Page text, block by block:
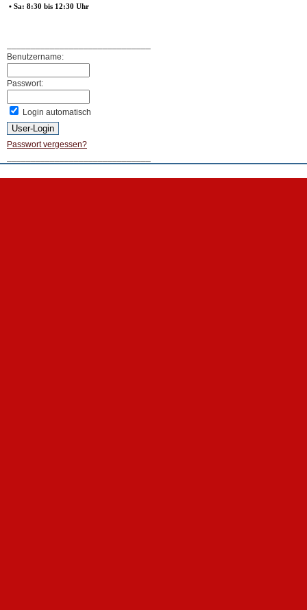
• Sa: 8:30 bis 12:30 Uhr
Benutzername:
Passwort:
Login automatisch
Passwort vergessen?